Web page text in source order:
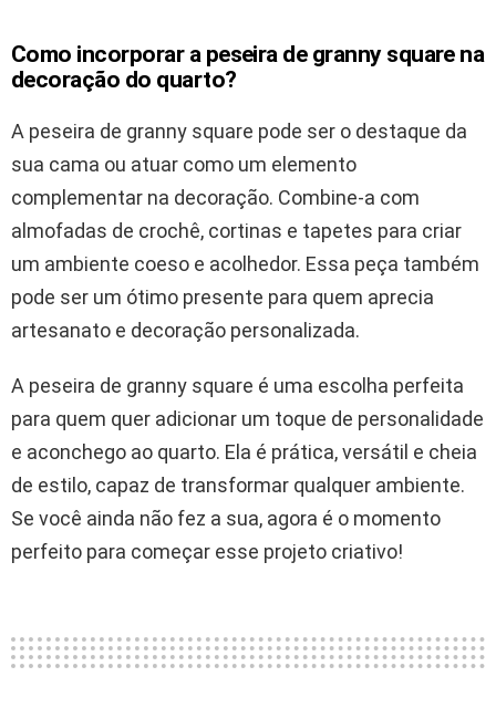
Como incorporar a peseira de granny square na
decoração do quarto?
A peseira de granny square pode ser o destaque da
sua cama ou atuar como um elemento
complementar na decoração. Combine-a com
almofadas de crochê, cortinas e tapetes para criar
um ambiente coeso e acolhedor. Essa peça também
pode ser um ótimo presente para quem aprecia
artesanato e decoração personalizada.
A peseira de granny square é uma escolha perfeita
para quem quer adicionar um toque de personalidade
e aconchego ao quarto. Ela é prática, versátil e cheia
de estilo, capaz de transformar qualquer ambiente.
Se você ainda não fez a sua, agora é o momento
perfeito para começar esse projeto criativo!